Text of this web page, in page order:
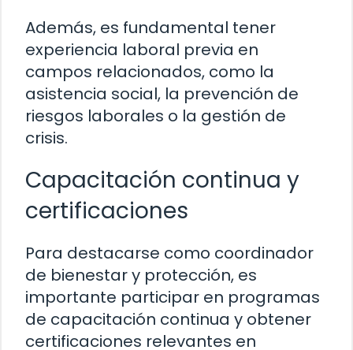
Además, es fundamental tener
experiencia laboral previa en
campos relacionados, como la
asistencia social, la prevención de
riesgos laborales o la gestión de
crisis.
Capacitación continua y
certificaciones
Para destacarse como coordinador
de bienestar y protección, es
importante participar en programas
de capacitación continua y obtener
certificaciones relevantes en